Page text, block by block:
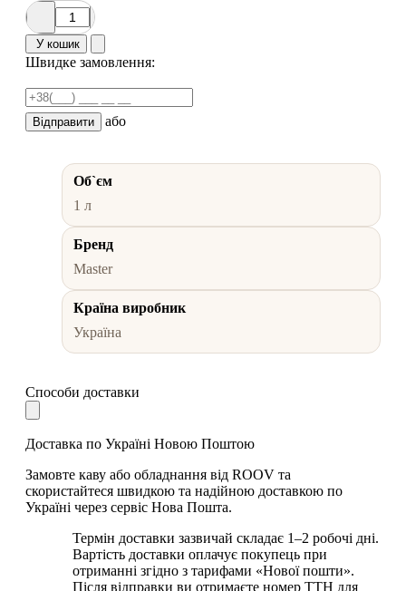
У кошик
Швидке замовлення:
Відправити або
Об`єм
1 л
Бренд
Master
Країна виробник
Україна
Способи доставки
Доставка по Україні Новою Поштою
Замовте каву або обладнання від ROOV та
скористайтеся швидкою та надійною доставкою по
Україні через сервіс Нова Пошта.
Термін доставки зазвичай складає 1–2 робочі дні.
Вартість доставки оплачує покупець при
отриманні згідно з тарифами «Нової пошти».
Після відправки ви отримаєте номер ТТН для